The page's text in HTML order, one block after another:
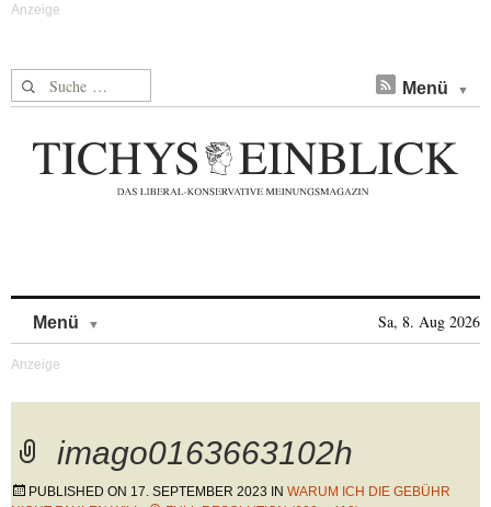
Suche nach: Menü
Menü Sa, 8. Aug 2026
imago0163663102h
PUBLISHED ON 17. SEPTEMBER 2023 IN WARUM ICH DIE GEBÜHR